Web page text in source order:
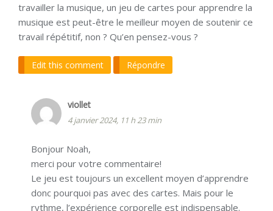
travailler la musique, un jeu de cartes pour apprendre la
musique est peut-être le meilleur moyen de soutenir ce
travail répétitif, non ? Qu’en pensez-vous ?
Edit this comment Répondre
viollet
4 janvier 2024, 11 h 23 min
Bonjour Noah,
merci pour votre commentaire!
Le jeu est toujours un excellent moyen d’apprendre
donc pourquoi pas avec des cartes. Mais pour le
rythme, l’expérience corporelle est indispensable.